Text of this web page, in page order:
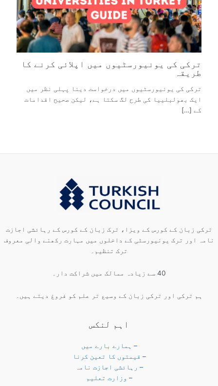
ترکی کی یونیورسٹیوں میں اپلائی کرنے کا
طریقہ
ترکی کی یونیورسٹیوں میں درخواست دینا پہلی نظر میں
ایک بھولبلییا کی طرح لگ سکتا ہے، لیکن صحیح اقدامات
کے […]
ترکی زبان کے کورس کے ویزا، ترک زبان کے کورس کے رہائشی اجازت
نامہ اور ترک یونیورسٹی کے داخلوں میں مہارت رکھنے والی معروف
ترک تنظیم۔
40 سے زیادہ ممالک میں شراکت دار۔
ہم ترکی اور ترکی زبان کے وسیع تر علم کو فروغ دیتے ہیں۔
اہم لنکس
– ہمارے بارے میں
– قیمتوں کا تعین کرنا
– رہائشی اجازت نامہ
– وزارت تعلیم